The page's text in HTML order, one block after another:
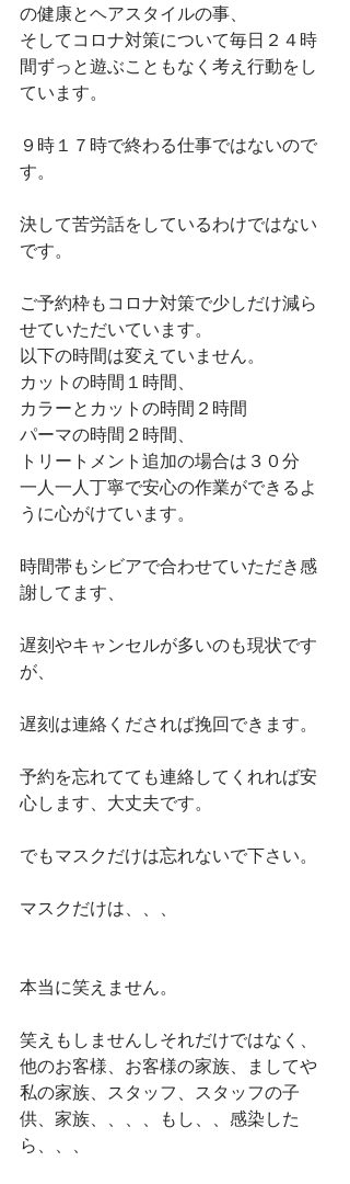
の健康とヘアスタイルの事、
そしてコロナ対策について毎日２４時
間ずっと遊ぶこともなく考え行動をし
ています。
９時１７時で終わる仕事ではないので
す。
決して苦労話をしているわけではない
です。
ご予約枠もコロナ対策で少しだけ減ら
せていただいています。
以下の時間は変えていません。
カットの時間１時間、
カラーとカットの時間２時間
パーマの時間２時間、
トリートメント追加の場合は３０分
一人一人丁寧で安心の作業ができるよ
うに心がけています。
時間帯もシビアで合わせていただき感
謝してます、
遅刻やキャンセルが多いのも現状です
が、
遅刻は連絡くだされば挽回できます。
予約を忘れてても連絡してくれれば安
心します、大丈夫です。
でもマスクだけは忘れないで下さい。
マスクだけは、、、
本当に笑えません。
笑えもしませんしそれだけではなく、
他のお客様、お客様の家族、ましてや
私の家族、スタッフ、スタッフの子
供、家族、、、、もし、、感染した
ら、、、